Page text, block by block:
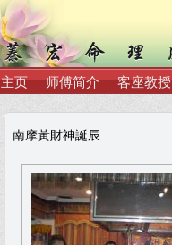
主页 师傅简介 客座教授
南摩黃財神誕辰